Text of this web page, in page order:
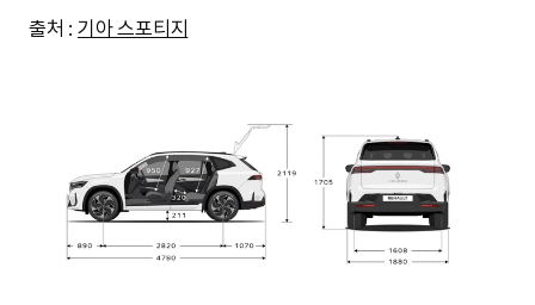
출처 : 기아 스포티지